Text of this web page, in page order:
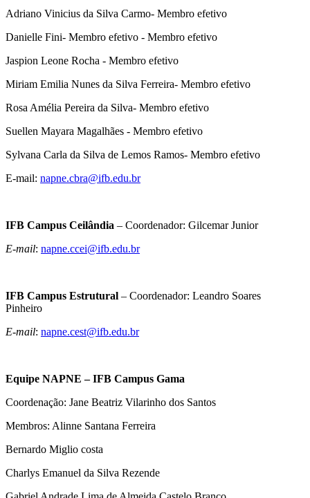
Adriano Vinicius da Silva Carmo- Membro efetivo
Danielle Fini- Membro efetivo - Membro efetivo
Jaspion Leone Rocha - Membro efetivo
Miriam Emilia Nunes da Silva Ferreira- Membro efetivo
Rosa Amélia Pereira da Silva- Membro efetivo
Suellen Mayara Magalhães - Membro efetivo
Sylvana Carla da Silva de Lemos Ramos- Membro efetivo
E-mail: napne.cbra@ifb.edu.br
IFB Campus Ceilândia – Coordenador: Gilcemar Junior
E-mail: napne.ccei@ifb.edu.br
IFB Campus Estrutural – Coordenador: Leandro Soares
Pinheiro
E-mail: napne.cest@ifb.edu.br
Equipe NAPNE – IFB Campus Gama
Coordenação: Jane Beatriz Vilarinho dos Santos
Membros: Alinne Santana Ferreira
Bernardo Miglio costa
Charlys Emanuel da Silva Rezende